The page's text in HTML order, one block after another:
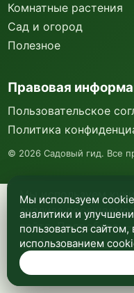
Мы используем
анализа
сайта. Подробнее
Комнатные растения
Сад и огород
Полезное
Правовая
Пользовательское
Политика
© 2026 Садовый гид. Все
Мы используем
аналитики и
пользоваться
использованием